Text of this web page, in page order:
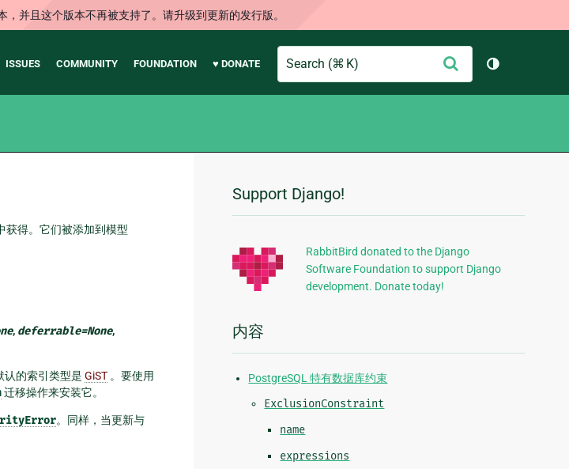
并且这个版本不再被支持了。请升级到更新的发行版。
ISSUES COMMUNITY FOUNDATION ♥ DONATE
Search
交
切换主题（
获得。它们被添加到模型
, deferrable=None,
认的索引类型是 GiST。要使用
迁移操作来安装它。
。同样，当更新与
附
加
信
息
Support Django!
RabbitBird donated to the Django
Software Foundation to support Django
development. Donate today!
内容
PostgreSQL 特有数据库约束
ExclusionConstraint
name
expressions